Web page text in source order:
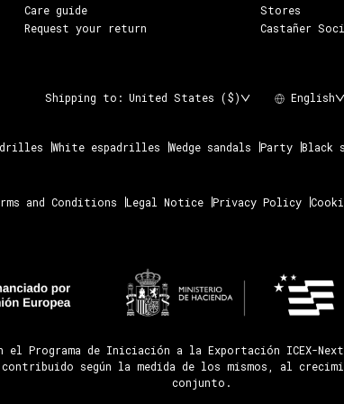
Care guide
Request your return
Stores
Castañer
Shipping to: United States ($) English
White espadrilles Wedge sandals Party Black
and Conditions Legal Notice Privacy Policy
Programa de Iniciación a la Exportación ICEX-
contribuido según la medida de los mismos, al
conjunto.